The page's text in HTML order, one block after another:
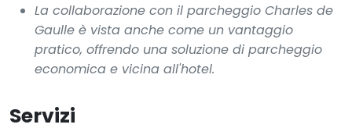
La collaborazione con il parcheggio Charles de
Gaulle è vista anche come un vantaggio
pratico, offrendo una soluzione di parcheggio
economica e vicina all'hotel.
Servizi